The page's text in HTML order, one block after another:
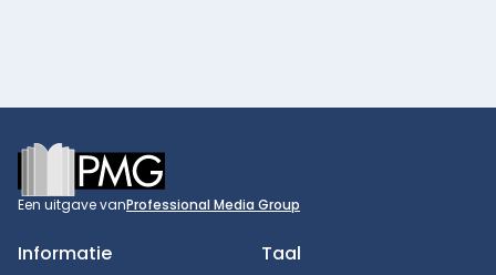
Footer
Een uitgave vanProfessional Media Group
Informatie Taal